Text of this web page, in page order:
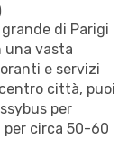
di Parigi
una vasta
e servizi
città, puoi
per
per circa 50-60